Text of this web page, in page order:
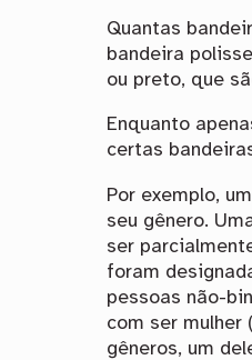
Quantas
bandeira
ou preto, que
Enquanto
certas
Por exemplo,
seu gênero.
ser
foram
pessoas não-
com ser mulher
gêneros, um